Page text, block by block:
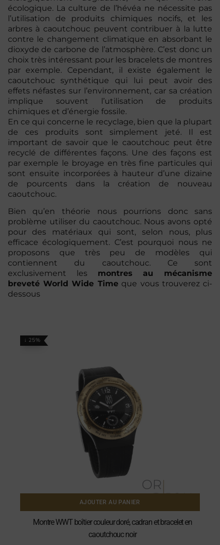
écologique. La culture de l’hévéa ne nécessite pas
l’utilisation de produits chimiques nocifs, et les
arbres à caoutchouc peuvent contribuer à la lutte
contre le changement climatique en absorbant le
dioxyde de carbone de l’atmosphère. C’est donc un
choix très intéressant pour les bracelets de montres
par exemple. Cependant, il existe également le
caoutchouc synthétique qui lui peut avoir des
effets néfastes sur l’environnement, car sa création
implique souvent l’utilisation de produits
chimiques et d’énergie fossile.
En ce qui concerne le recyclage, bien que la plupart
de ces produits sont simplement jeté. Il est
important de savoir que le caoutchouc peut être
recyclé de différentes façons. Une des façons est
par exemple le broyage en très fine particules qui
sont ensuite incorporées à hauteur d’une dizaine
de pourcents dans la création de nouveau
caoutchouc.
Bien qu’en théorie nous pourrions donc sans
problème utiliser du caoutchouc. Nous avons opté
pour des matériaux qui sont, selon nous, plus
efficace écologiquement. C’est pourquoi nous ne
proposons que très peu de modèles qui
contiennent du caoutchouc. Ce sont
exclusivement les montres au mécanisme
breveté World Wide Timeque vous trouverez ci-
dessous
↓ 25%
AJOUTER AU PANIER
Montre WWT boîtier couleur doré, cadran et bracelet en
caoutchouc noir